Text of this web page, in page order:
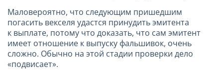
Маловероятно, что следующим пришедшим
погасить векселя удастся принудить эмитента
к выплате, потому что доказать, что сам эмитент
имеет отношение к выпуску фальшивок, очень
сложно. Обычно на этой стадии проверки дело
«подвисает».